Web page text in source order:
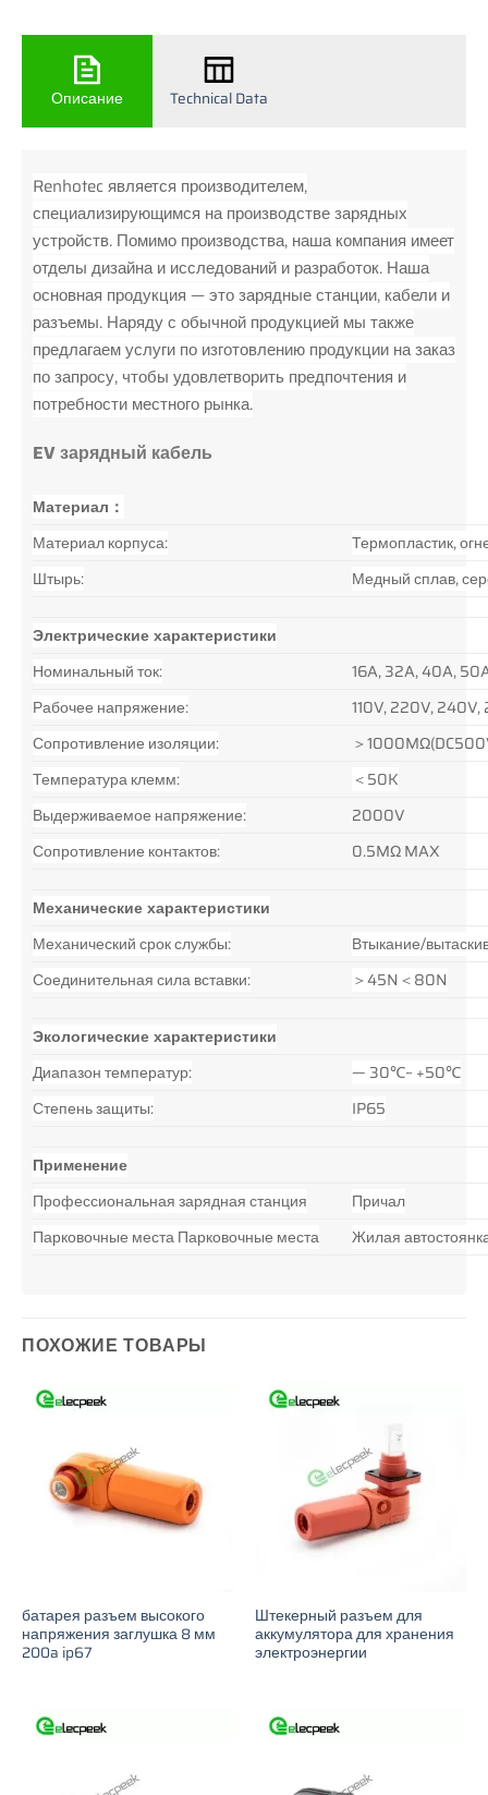
Описание Technical Data
Renhotec является производителем,
специализирующимся на производстве зарядных
устройств. Помимо производства, наша компания имеет
отделы дизайна и исследований и разработок. Наша
основная продукция — это зарядные станции, кабели и
разъемы. Наряду с обычной продукцией мы также
предлагаем услуги по изготовлению продукции на заказ
по запросу, чтобы удовлетворить предпочтения и
потребности местного рынка.
EV зарядный кабель
Материал：
Материал корпуса:
Термопластик,
Штырь:
Медный сплав,
Электрические характеристики
Номинальный ток:
16A, 32A, 40A,
Рабочее напряжение:
110V, 220V,
Сопротивление изоляции:
＞
Температура клемм:
＜50K
Выдерживаемое напряжение:
2000V
Сопротивление контактов:
0.5MΩ MAX
Механические характеристики
Механический срок службы:
Втыкание/
Соединительная сила вставки:
＞45N＜80N
Экологические характеристики
Диапазон температур:
— 30℃~ +50℃
Степень защиты:
IP65
Применение
Профессиональная зарядная станция
Причал
Парковочные места Парковочные места
Жилая
ПОХОЖИЕ ТОВАРЫ
батарея разъем высокого
напряжения заглушка 8 мм
200a ip67
Штекерный разъем для
аккумулятора для хранения
электроэнергии